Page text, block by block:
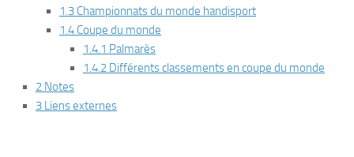
1.3 Championnats du monde handisport
1.4 Coupe du monde
1.4.1 Palmarès
1.4.2 Différents classements en coupe du monde
2 Notes
3 Liens externes